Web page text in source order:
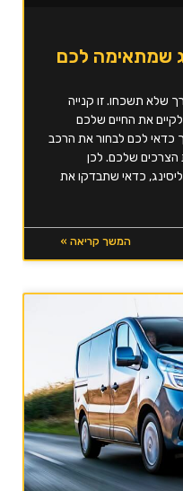
שמתאימה לכם
שלא תשכחו. זו קנייה
את החיים שלכם
כדאי לכם לבחור את הרכב
הצרכים שלכם. לכן
כדאי שתבדקו את
המשך קריאה »